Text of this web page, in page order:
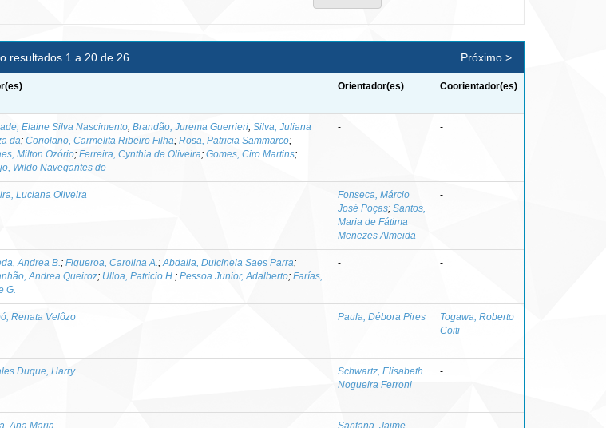
resultados 1 a 20 de 26 Próximo >
Orientador(es) Coorientador(es)
Elaine Silva Nascimento; Brandão, Jurema Guerrieri; Silva, Juliana
da; Coriolano, Carmelita Ribeiro Filha; Rosa, Patricia Sammarco;
Milton Ozório; Ferreira, Cynthia de Oliveira; Gomes, Ciro Martins;
Wildo Navegantes de
- -
Luciana Oliveira
Fonseca, Márcio
José Poças; Santos,
Maria de Fátima
Menezes Almeida
-
Andrea B. ; Figueroa, Carolina A. ; Abdalla, Dulcineia Saes Parra;
Andrea Queiroz; Ulloa, Patricio H. ; Pessoa Junior, Adalberto; Farías,
G.
- -
Renata Velôzo Paula, Débora Pires
Togawa, Roberto
Coiti
Duque, Harry
Schwartz, Elisabeth
Nogueira Ferroni
-
Ana Maria
Santana, Jaime
-